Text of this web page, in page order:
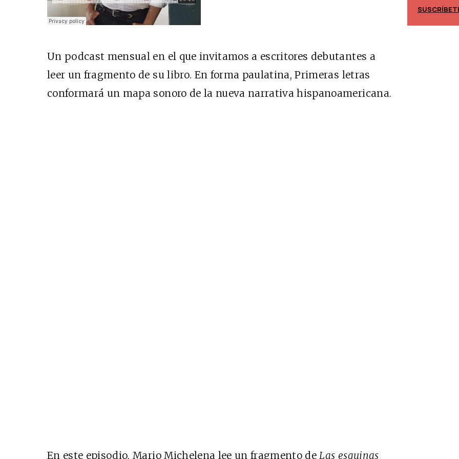
Un podcast mensual en el que invitamos a escritores debutantes a
leer un fragmento de su libro. En forma paulatina, Primeras letras
conformará un mapa sonoro de la nueva narrativa hispanoamericana.
En este episodio, Mario Michelena lee un fragmento de Las esquinas